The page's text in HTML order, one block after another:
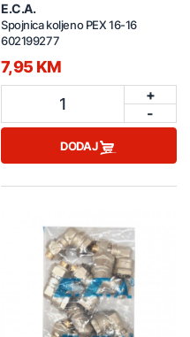
E.C.A.
Spojnica koljeno PEX 16-16
602199277
7,95 KM
1
+
-
DODAJ